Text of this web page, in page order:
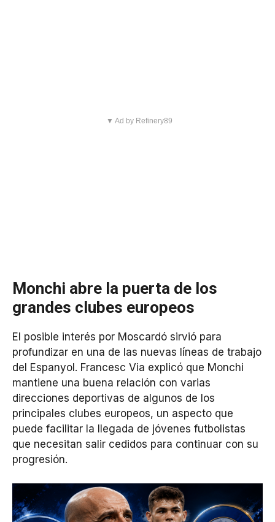
▼ Ad by Refinery89
Monchi abre la puerta de los
grandes clubes europeos
El posible interés por Moscardó sirvió para
profundizar en una de las nuevas líneas de trabajo
del Espanyol. Francesc Via explicó que Monchi
mantiene una buena relación con varias
direcciones deportivas de algunos de los
principales clubes europeos, un aspecto que
puede facilitar la llegada de jóvenes futbolistas
que necesitan salir cedidos para continuar con su
progresión.